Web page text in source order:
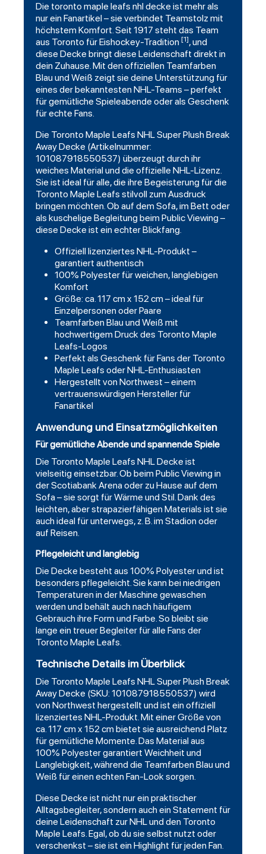
Die toronto maple leafs nhldecke ist mehr als
nur ein Fanartikel – sie verbindet Teamstolz mit
höchstem Komfort. Seit 1917 steht das Team
aus Toronto für Eishockey-Tradition [1], und
diese Decke bringt diese Leidenschaft direkt in
dein Zuhause. Mit den offiziellen Teamfarben
Blau und Weiß zeigt sie deine Unterstützung für
eines der bekanntesten NHL-Teams – perfekt
für gemütliche Spieleabende oder als Geschenk
für echte Fans.
Die Toronto Maple Leafs NHL Super Plush Break
Away Decke (Artikelnummer:
101087918550537) überzeugt durch ihr
weiches Material und die offizielle NHL-Lizenz.
Sie ist ideal für alle, die ihre Begeisterung für die
Toronto Maple Leafs stilvoll zum Ausdruck
bringen möchten. Ob auf dem Sofa, im Bett oder
als kuschelige Begleitung beim Public Viewing –
diese Decke ist ein echter Blickfang.
Offiziell lizenziertes NHL-Produkt –
garantiert authentisch
100% Polyester für weichen, langlebigen
Komfort
Größe: ca. 117 cm x 152 cm – ideal für
Einzelpersonen oder Paare
Teamfarben Blau und Weiß mit
hochwertigem Druck des Toronto Maple
Leafs-Logos
Perfekt als Geschenk für Fans der Toronto
Maple Leafs oder NHL-Enthusiasten
Hergestellt von Northwest – einem
vertrauenswürdigen Hersteller für
Fanartikel
Anwendung und Einsatzmöglichkeiten
Für gemütliche Abende und spannende Spiele
Die Toronto Maple Leafs NHL Decke ist
vielseitig einsetzbar. Ob beim Public Viewing in
der Scotiabank Arena oder zu Hause auf dem
Sofa – sie sorgt für Wärme und Stil. Dank des
leichten, aber strapazierfähigen Materials ist sie
auch ideal für unterwegs, z. B. im Stadion oder
auf Reisen.
Pflegeleicht und langlebig
Die Decke besteht aus 100% Polyester und ist
besonders pflegeleicht. Sie kann bei niedrigen
Temperaturen in der Maschine gewaschen
werden und behält auch nach häufigem
Gebrauch ihre Form und Farbe. So bleibt sie
lange ein treuer Begleiter für alle Fans der
Toronto Maple Leafs.
Technische Details im Überblick
Die Toronto Maple Leafs NHL Super Plush Break
Away Decke (SKU: 101087918550537) wird
vonNorthwest hergestellt und ist ein offiziell
lizenziertes NHL-Produkt. Mit einer Größe von
ca. 117 cm x 152 cm bietet sie ausreichend Platz
für gemütliche Momente. Das Material aus
100% Polyester garantiert Weichheit und
Langlebigkeit, während die Teamfarben Blau und
Weiß für einen echten Fan-Look sorgen.
Diese Decke ist nicht nur ein praktischer
Alltagsbegleiter, sondern auch ein Statement für
deine Leidenschaft zur NHL und den Toronto
Maple Leafs. Egal, ob du sie selbst nutzt oder
verschenkst – sie ist ein Highlight für jeden Fan.